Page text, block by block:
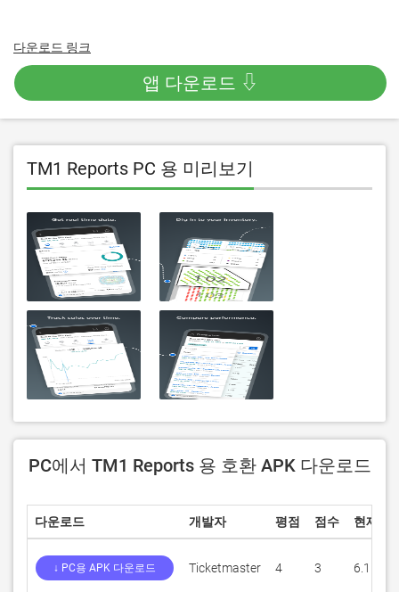
다운로드 링크
앱 다운로드 ⇩
TM1 Reports PC 용 미리보기
PC에서 TM1 Reports 용 호환 APK 다운로드
다운로드 개발자 평점 점수 현재 버
↓ PC용 APK 다운로드 Ticketmaster 4 3 6.1.4